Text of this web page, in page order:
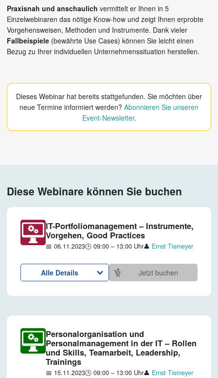
Praxisnah und anschaulich vermittelt er Ihnen in 5
Einzelwebinaren das nötige Know-how und zeigt Ihnen erprobte
Vorgehensweisen, Methoden und Instrumente. Dank vieler
Fallbeispiele (bewährte Use Cases) können Sie leicht einen
Bezug zu Ihrer individuellen Unternehmenssituation herstellen.
Dieses Webinar hat bereits stattgefunden. Sie möchten über
neue Termine informiert werden? Abonnieren Sie unseren
Event-Newsletter.
Diese Webinare können Sie buchen
IT-Portfoliomanagement – Instrumente,
Vorgehen, Good Practices
📅 06.11.2023🕒 09:00 – 13:00 Uhr👤 Ernst Tiemeyer
Alle Details Jetzt buchen
Personalorganisation und
Personalmanagement in der IT – Rollen
und Skills, Teamarbeit, Leadership,
Trainings
📅 15.11.2023🕒 09:00 – 13:00 Uhr👤 Ernst Tiemeyer